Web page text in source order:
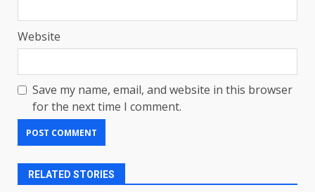
Website
Save my name, email, and website in this browser
for the next time I comment.
RELATED STORIES